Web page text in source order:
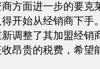
方面进一步的要克
开始从经销商下手
调整了其加盟经销
昂贵的税费，希望